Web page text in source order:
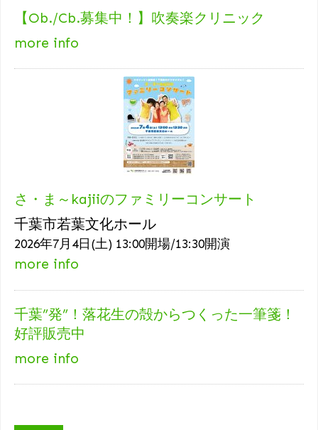
【Ob./Cb.募集中！】吹奏楽クリニック
more info
さ・ま～kajiiのファミリーコンサート
千葉市若葉文化ホール
2026年7月4日(土) 13:00開場/13:30開演
more info
千葉”発”！落花生の殻からつくった一筆箋！
好評販売中
more info